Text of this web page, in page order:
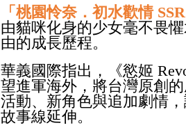
「桃園怜奈．初水歡情 SSR
由貓咪化身的少女毫不畏
由的成長歷程。
華義國際指出，《慾姬
望進軍海外，將台灣原創
活動、新角色與追加劇情
故事線延伸。